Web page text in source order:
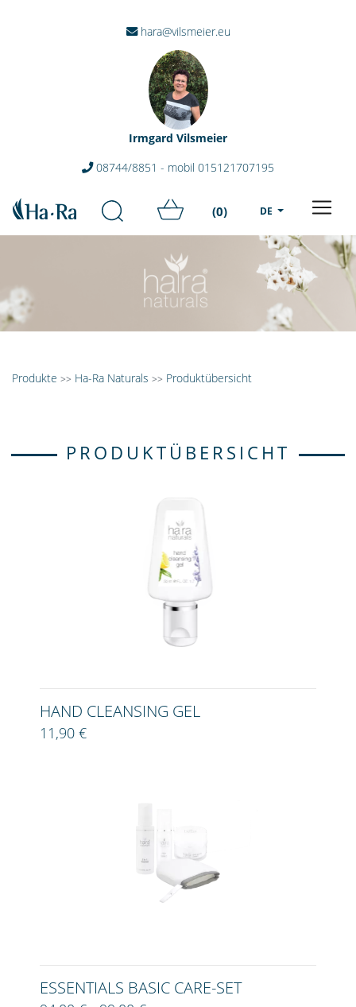
hara@vilsmeier.eu
Irmgard Vilsmeier
08744/8851 - mobil 015121707195
(0) DE
Produkte >> Ha-Ra Naturals >> Produktübersicht
PRODUKTÜBERSICHT
HAND CLEANSING GEL
11,90 €
ESSENTIALS BASIC CARE-SET